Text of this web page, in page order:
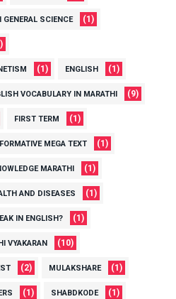
SCIENCE (1)
(1) ENGLISH (1)
VOCABULARY IN MARATHI (9)
FIRST TERM (1)
FORMATIVE MEGA TEXT (1)
MARATHI (1)
AND DISEASES (1)
IN ENGLISH? (1)
VYAKARAN (10)
(2) MULAKSHARE (1)
(1) SHABDKODE (1)